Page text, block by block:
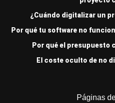
¿Cuándo digitalizar un
Por qué tu software no
Por qué el presupuesto
El coste oculto de no
Páginas